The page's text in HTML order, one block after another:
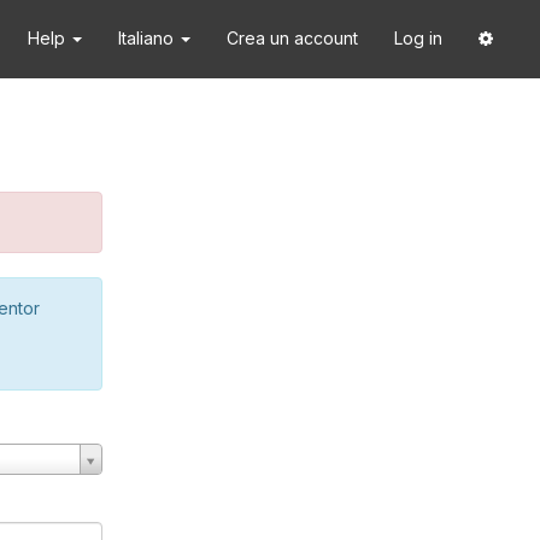
Help Italiano Crea un account Log in